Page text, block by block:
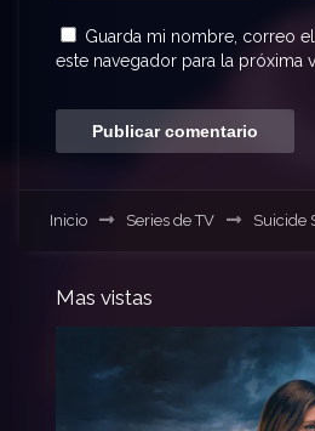
Guarda mi nombre, correo
este navegador para la próxima
Inicio Series de TV Suicide
Mas vistas